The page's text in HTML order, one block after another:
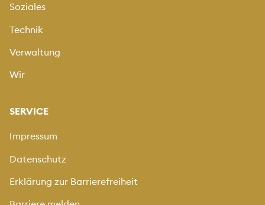
Soziales
Technik
Verwaltung
Wir
SERVICE
Impressum
Datenschutz
Erklärung zur Barrierefreiheit